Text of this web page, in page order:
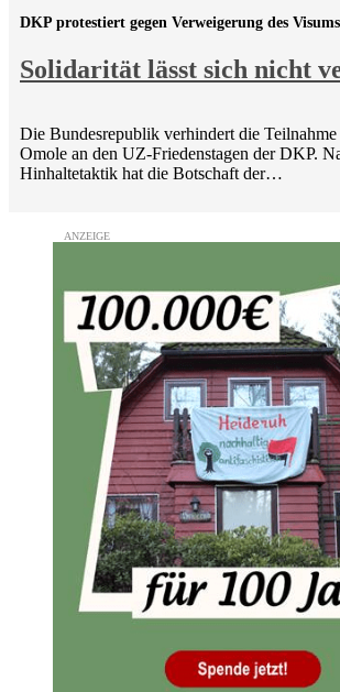
Solidarität lässt sich nicht
DKP protestiert gegen Verweigerung des
Die Bundesrepublik verhindert die
Omole an den UZ-Friedenstagen der DKP.
Hinhaltetaktik hat die Botschaft der…